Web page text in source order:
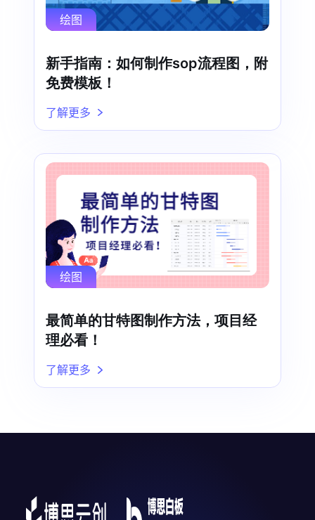
绘图
新手指南：如何制作sop流程图，附
免费模板！
了解更多
绘图
最简单的甘特图制作方法，项目经
理必看！
了解更多